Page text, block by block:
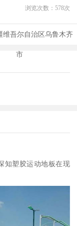
浏览次数： 578次
维吾尔自治区乌鲁木齐
市
知塑胶运动地板在现